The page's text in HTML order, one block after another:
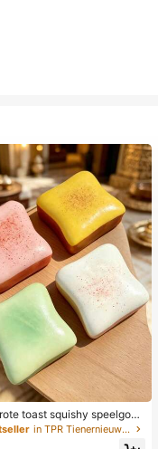
toast squishy speelgoe
boter toast stressve
knijpspeelgoed, verkrijgba
in TPR Tienernieuwigheid en grappenspeelgoed